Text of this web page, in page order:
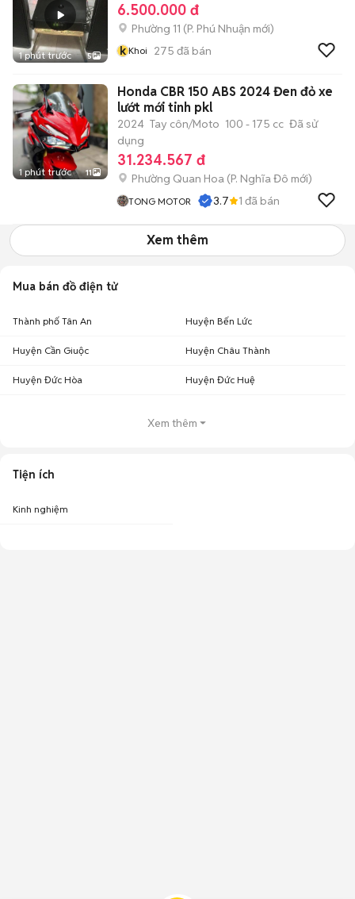
1 phút trước 5
6.500.000 đ
Phường 11 (P. Phú Nhuận mới)
k Khoi 275 đã bán
1 phút trước 11
Honda CBR 150 ABS 2024 Đen đỏ xe
lướt mới tinh pkl
2024 Tay côn/Moto 100 - 175 cc Đã sử
dụng
31.234.567 đ
Phường Quan Hoa (P. Nghĩa Đô mới)
TONG MOTOR 3.7 1 đã bán
Xem thêm
Mua bán đồ điện tử
Thành phố Tân An Huyện Bến Lức
Huyện Cần Giuộc Huyện Châu Thành
Huyện Đức Hòa Huyện Đức Huệ
Xem thêm
Tiện ích
Kinh nghiệm